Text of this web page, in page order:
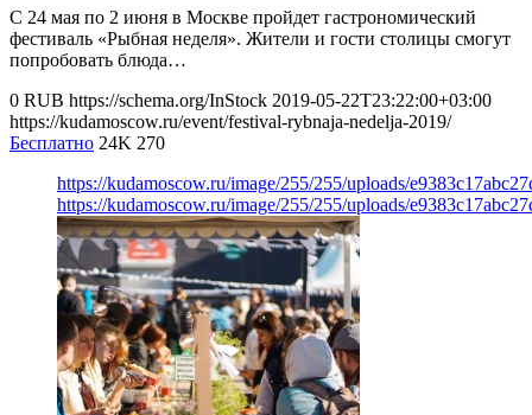
С 24 мая по 2 июня в Москве пройдет гастрономический
фестиваль «Рыбная неделя». Жители и гости столицы смогут
попробовать блюда…
0 RUB https://schema.org/InStock 2019-05-22T23:22:00+03:00
https://kudamoscow.ru/event/festival-rybnaja-nedelja-2019/
Бесплатно 24K 270
https://kudamoscow.ru/image/255/255/uploads/
https://kudamoscow.ru/image/255/255/uploads/